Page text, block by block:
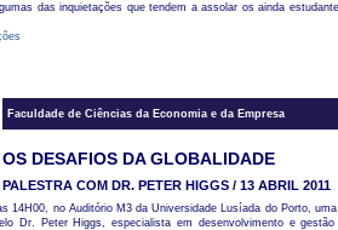
das inquietações que tendem a assolar os ainda
Faculdade de Ciências da Economia e da Empresa
OS DESAFIOS DA GLOBALIDADE
PALESTRA COM DR. PETER HIGGS / 13 ABRIL 2011
14H00, no Auditório M3 da Universidade Lusíada do Porto,
Dr. Peter Higgs, especialista em desenvolvimento e